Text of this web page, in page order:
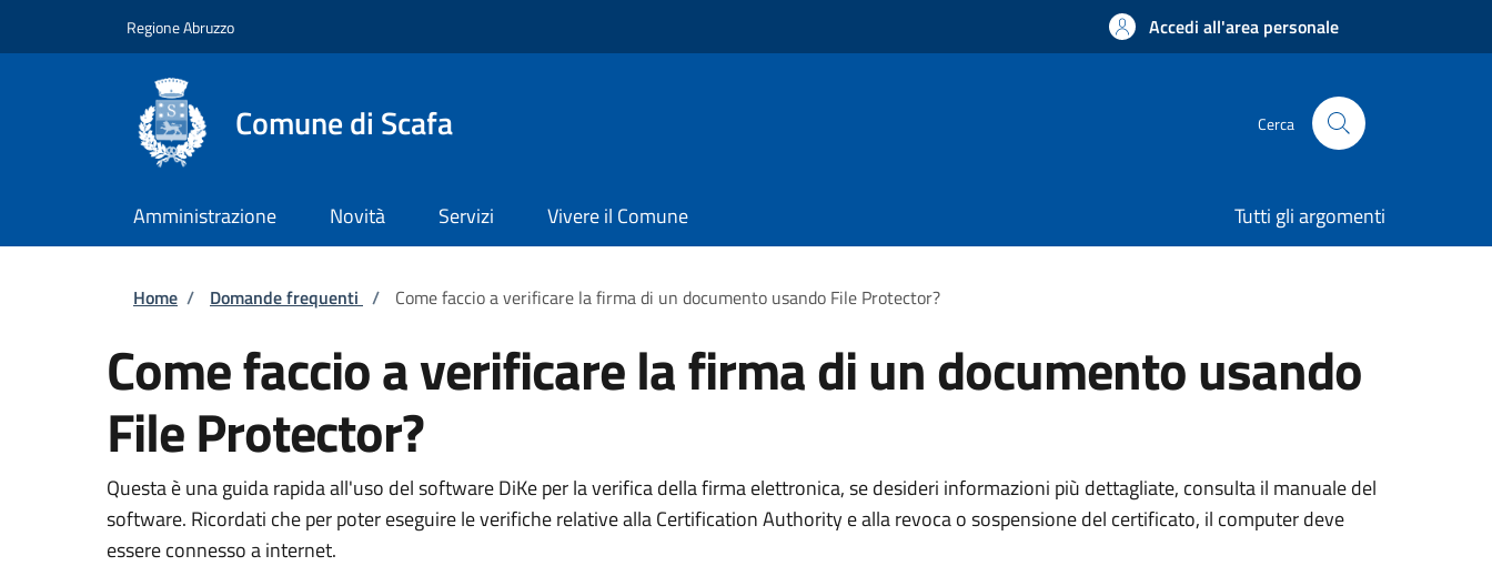
Regione Abruzzo Accedi all'area personale
Comune di Scafa Cerca
Amministrazione Novità Servizi Vivere il Comune Tutti gli argomenti
Briciole di pane
Home / Domande frequenti / Come faccio a verificare la firma di un documento usando File Protector?
Come faccio a verificare la firma di un documento usando
File Protector?
Questa è una guida rapida all'uso del software DiKe per la verifica della firma elettronica, se desideri informazioni più dettagliate, consulta il manuale del
software. Ricordati che per poter eseguire le verifiche relative alla Certification Authority e alla revoca o sospensione del certificato, il computer deve
essere connesso a internet.